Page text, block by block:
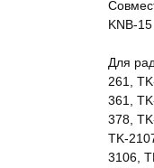
KNB-
Для
261,
361,
378,
TK-
3106,